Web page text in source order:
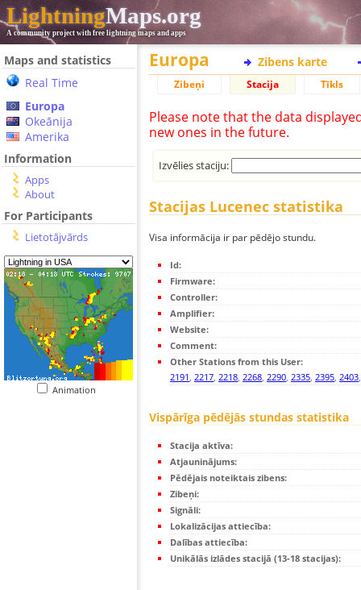
LightningMaps.org
A community project with free lightning maps and apps
Maps and statistics
Real Time
Europa
Okeānija
Amerika
Information
Apps
About
For Participants
Lietotājvārds
Animation
Europa Zibens karte
Zibeņi Stacija Tīkls
Please note that the data
new ones in the future.
Izvēlies staciju:
Stacijas Lucenec statistika
Visa informācija ir par pēdējo stundu.
Id:
Firmware:
Controller:
Amplifier:
Website:
Comment:
Other Stations from this User:
2191, 2217, 2218, 2268, 2290, 2335, 2395, 2403
Vispārīga pēdējās stundas statistika
Stacija aktīva:
Atjauninājums:
Pēdējais noteiktais zibens:
Zibeņi:
Signāli:
Lokalizācijas attiecība:
Dalības attiecība:
Unikālās izlādes stacijā (13-18 stacijas):